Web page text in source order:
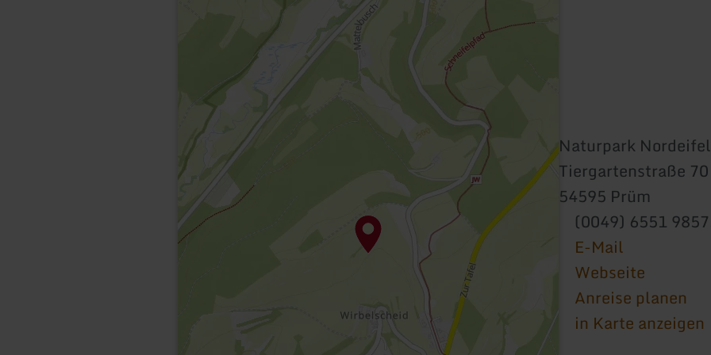
Naturpark
Tiergartenstraße 70
54595 Prüm
(0049) 6551
E-Mail
Webseite
Anreise planen
in Karte anzeigen